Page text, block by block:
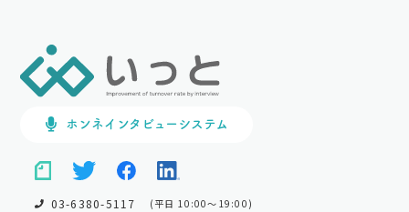
ホンネインタビューシステム
03-6380-5117 (平日 10:00～19:00)